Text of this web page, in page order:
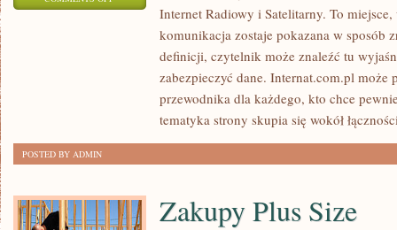
INTERNATYInternet Radiowy i Satelitarny. To
komunikacja zostaje pokazana w sposób
definicji, czytelnik może znaleźć tu
zabezpieczyć dane. Internat.com.pl może
przewodnika dla każdego, kto chce
tematyka strony skupia się wokół
POSTED BY ADMIN
Zakupy Plus Size